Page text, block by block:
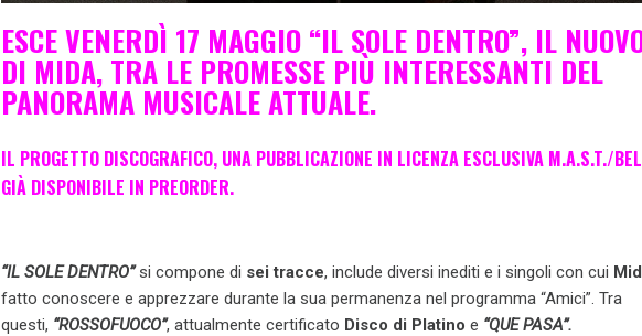
ESCE VENERDÌ 17 MAGGIO “IL SOLE DENTRO”, IL
DI MIDA, TRA LE PROMESSE PIÙ INTERESSANTI DEL
PANORAMA MUSICALE ATTUALE.
IL PROGETTO DISCOGRAFICO, UNA PUBBLICAZIONE IN LICENZA ESCLUSIVA M.A.S.T./
GIÀ DISPONIBILE IN PREORDER.
“IL SOLE DENTRO”si compone di sei tracce, include diversi inediti e i singoli con cui
fatto conoscere e apprezzare durante la sua permanenza nel programma “Amici”. Tra
questi, “ROSSOFUOCO”, attualmente certificato Disco di Platino e “QUE PASA”.